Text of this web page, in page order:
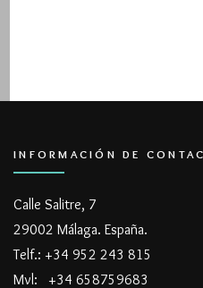
INFORMACIÓN DE
Calle Salitre, 7
29002 Málaga. España.
Telf.: +34 952 243 815
Mvl: +34 658759683